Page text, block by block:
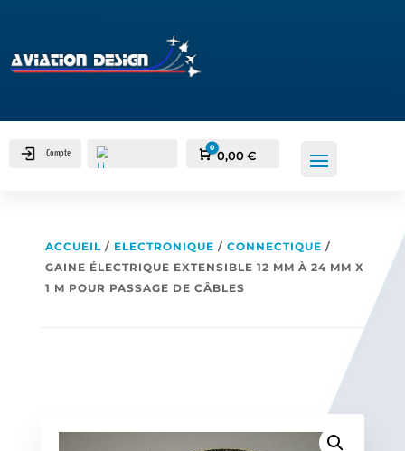
Compte Panier
0
0,00€
ACCUEIL / ELECTRONIQUE / CONNECTIQUE /
GAINE ÉLECTRIQUE EXTENSIBLE 12 MM À 24 MM X
1 M POUR PASSAGE DE CÂBLES